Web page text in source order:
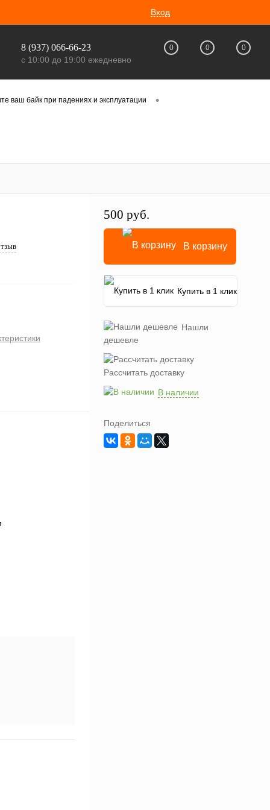
Вход
8 (937) 066-66-23
с 10:00 до 19:00 ежедневно
0 0 0
ваш байк при падениях и эксплуатации •
500 руб.
В корзину
Купить в 1 клик
Нашли
дешевле
Рассчитать доставку
В наличии
Поделиться